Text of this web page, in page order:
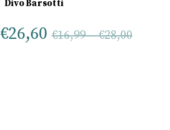
Divo Barsotti
€26,60 €16,99–€28,00